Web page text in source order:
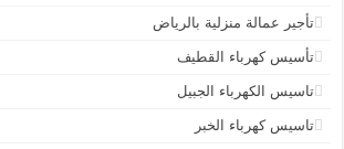
تأجير عمالة منزلية بالرياض
تأسيس كهرباء القطيف
تاسيس الكهرباء الجبيل
تاسيس كهرباء الخبر